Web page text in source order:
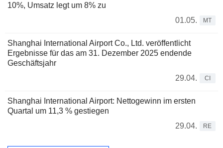
10%, Umsatz legt um 8% zu
01.05.
MT
Shanghai International Airport Co., Ltd. veröffentlicht
Ergebnisse für das am 31. Dezember 2025 endende
Geschäftsjahr
29.04.
CI
Shanghai International Airport: Nettogewinn im ersten
Quartal um 11,3 % gestiegen
29.04.
RE